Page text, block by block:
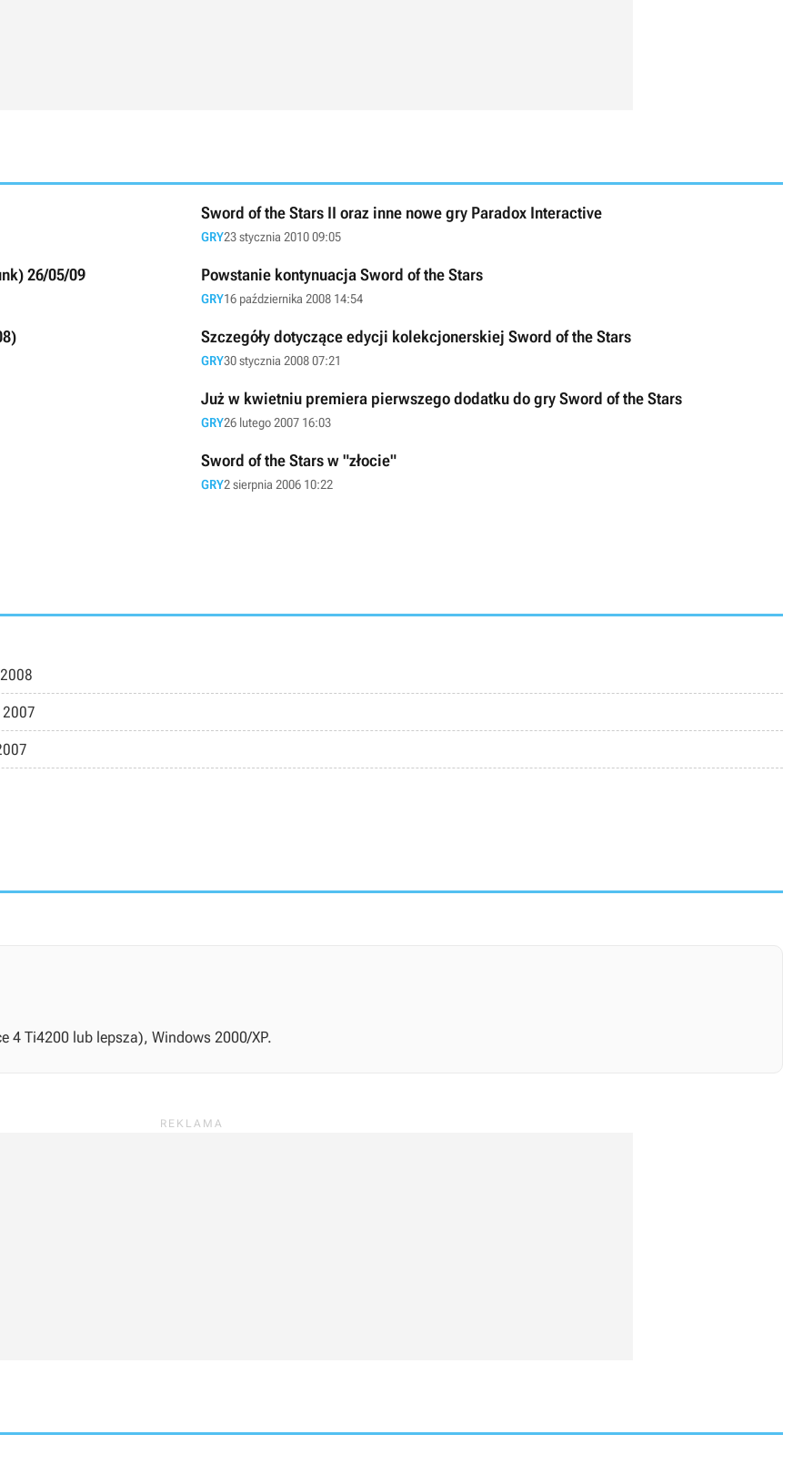
Sword of the Stars II oraz inne nowe gry Paradox Interactive
GRY23 stycznia 2010 09:05
26/05/09 Powstanie kontynuacja Sword of the Stars
GRY16 października 2008 14:54
Szczegóły dotyczące edycji kolekcjonerskiej Sword of the Stars
GRY30 stycznia 2008 07:21
Już w kwietniu premiera pierwszego dodatku do gry Sword of the Stars
GRY26 lutego 2007 16:03
Sword of the Stars w "złocie"
GRY2 sierpnia 2006 10:22
2007
4 Ti4200 lub lepsza), Windows 2000/XP.